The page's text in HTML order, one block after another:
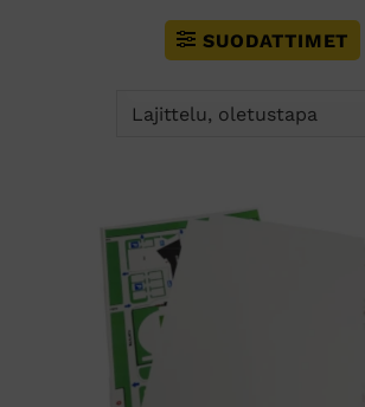
SUODATTIMET